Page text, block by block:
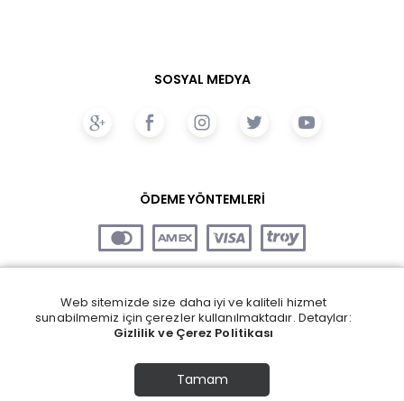
SOSYAL MEDYA
ÖDEME YÖNTEMLERİ
Web sitemizde size daha iyi ve kaliteli hizmet
sunabilmemiz için çerezler kullanılmaktadır. Detaylar:
Gizlilik ve Çerez Politikası
Tamam